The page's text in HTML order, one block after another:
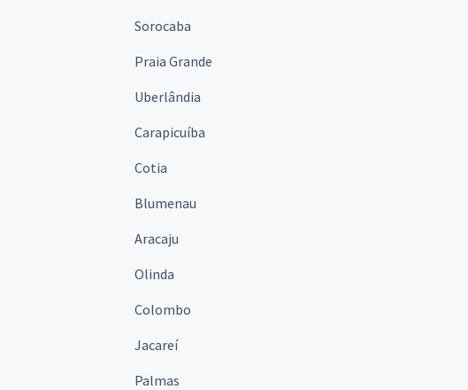
Sorocaba
Praia Grande
Uberlândia
Carapicuíba
Cotia
Blumenau
Aracaju
Olinda
Colombo
Jacareí
Palmas